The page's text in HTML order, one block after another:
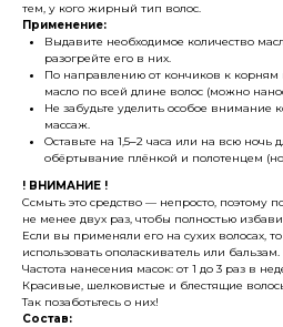
тем, у кого жирный тип волос.
Применение:
Выдавите необходимое количество
разогрейте его в них.
По направлению от кончиков к корням
масло по всей длине волос (можно
Не забудьте уделить особое внимание
массаж.
Оставьте на 1,5‒2 часа или на всю
обёртывание плёнкой и полотенцем
! ВНИМАНИЕ !
Ссмыть это средство — непросто, поэтому
не менее двух раз, чтобы полностью
Если вы применяли его на сухих волосах,
использовать ополаскиватель или бальзам.
Частота нанесения масок: от 1 до 3 раз в
Красивые, шелковистые и блестящие
Так позаботьтесь о них!
Состав: